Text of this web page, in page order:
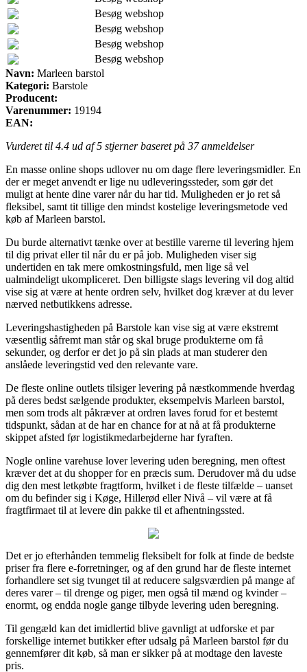
Besøg webshop
Besøg webshop
Besøg webshop
Besøg webshop
Navn: Marleen barstol
Kategori: Barstole
Producent:
Varenummer: 19194
EAN:
Vurderet til 4.4 ud af 5 stjerner baseret på 37anmeldelser
En masse online shops udlover nu om dage flere leveringsmidler. En
der er meget anvendt er lige nu udleveringssteder, som gør det
muligt at hente dine varer når du har tid. Muligheden er jo ret så
fleksibel, samt tit tillige den mindst kostelige leveringsmetode ved
køb af Marleen barstol.
Du burde alternativt tænke over at bestille varerne til levering hjem
til dig privat eller til når du er på job. Muligheden viser sig
undertiden en tak mere omkostningsfuld, men lige så vel
ualmindeligt ukompliceret. Den billigste slags levering vil dog altid
vise sig at være at hente ordren selv, hvilket dog kræver at du lever
nærved netbutikkens adresse.
Leveringshastigheden på Barstole kan vise sig at være ekstremt
væsentlig såfremt man står og skal bruge produkterne om få
sekunder, og derfor er det jo på sin plads at man studerer den
anslåede leveringstid ved den relevante vare.
De fleste online outlets tilsiger levering på næstkommende hverdag
på deres bedst sælgende produkter, eksempelvis Marleen barstol,
men som trods alt påkræver at ordren laves forud for et bestemt
tidspunkt, sådan at de har en chance for at nå at få produkterne
skippet afsted før logistikmedarbejderne har fyraften.
Nogle online varehuse lover levering uden beregning, men oftest
kræver det at du shopper for en præcis sum. Derudover må du udse
dig den mest letkøbte fragtform, hvilket i de fleste tilfælde – uanset
om du befinder sig i Køge, Hillerød eller Nivå – vil være at få
fragtfirmaet til at levere din pakke til et afhentningssted.
Det er jo efterhånden temmelig fleksibelt for folk at finde de bedste
priser fra flere e-forretninger, og af den grund har de fleste internet
forhandlere set sig tvunget til at reducere salgsværdien på mange af
deres varer – til drenge og piger, men også til mænd og kvinder –
enormt, og endda nogle gange tilbyde levering uden beregning.
Til gengæld kan det imidlertid blive gavnligt at udforske et par
forskellige internet butikker efter udsalg på Marleen barstol før du
gennemfører dit køb, så man er sikker på at modtage den laveste
pris.